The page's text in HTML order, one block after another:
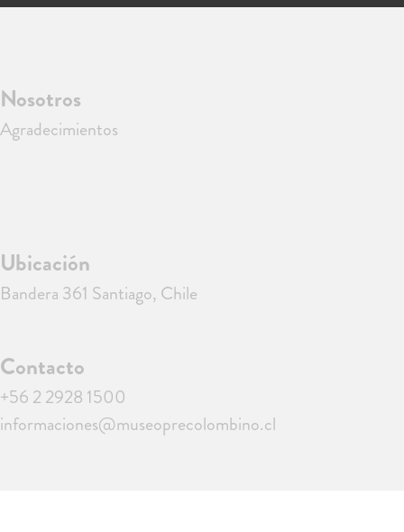
Nosotros
Agradecimientos
Ubicación
Bandera 361 Santiago, Chile
Contacto
+56 2 2928 1500
informaciones@museoprecolombino.cl